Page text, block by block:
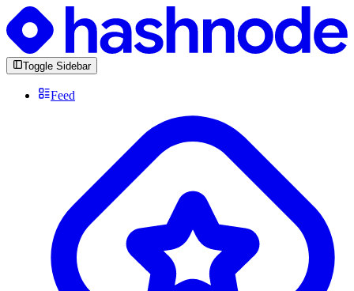
Toggle Sidebar
Feed